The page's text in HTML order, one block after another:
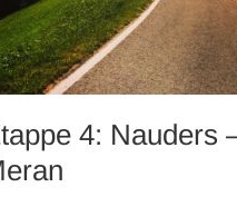
4: Nauders